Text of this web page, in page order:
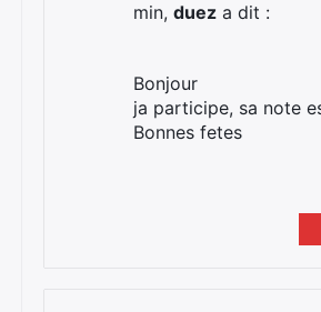
min, duez a dit :
Bonjour
ja participe, sa note
Bonnes fetes